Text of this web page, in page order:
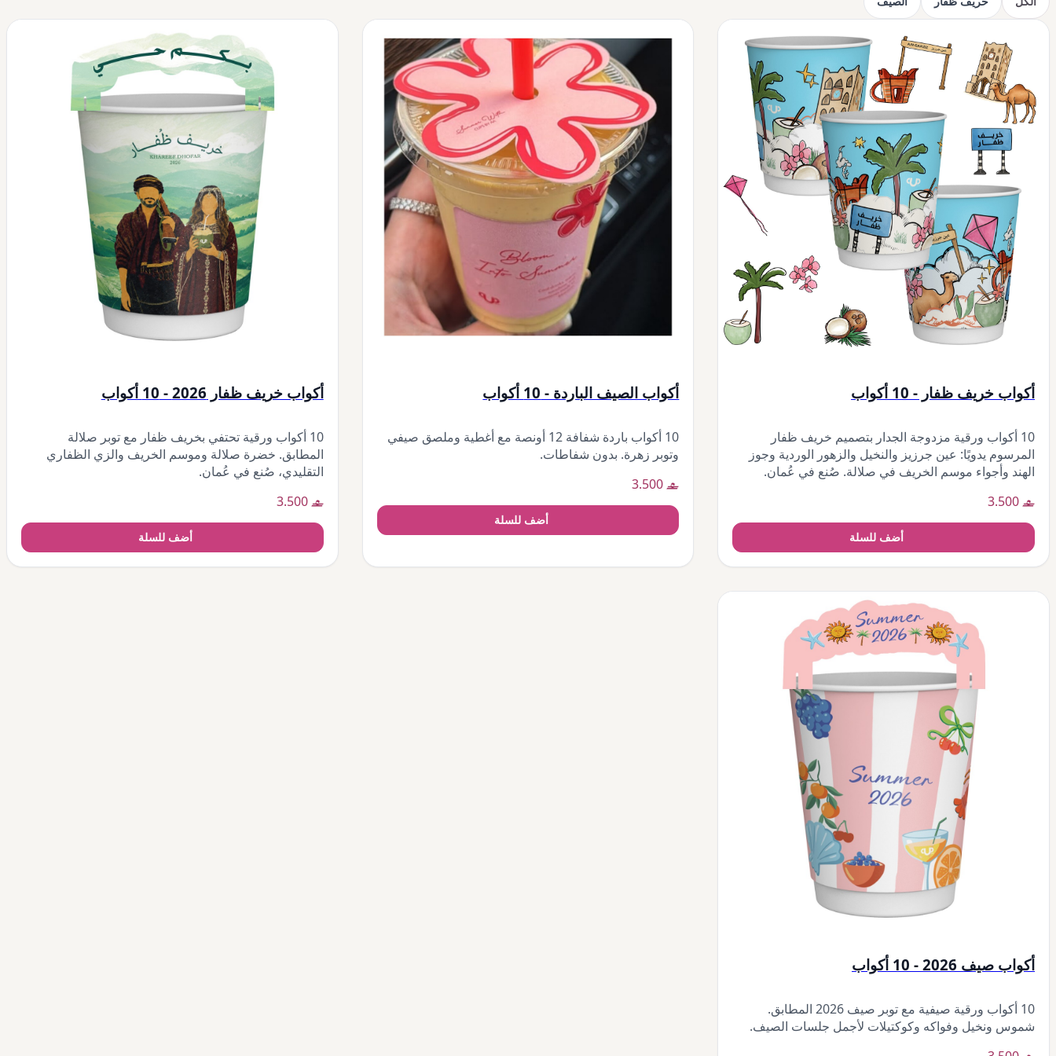
أكواب خريف ظفار - 10 أكواب
10 أكواب ورقية مزدوجة الجدار بتصميم خريف ظفار
المرسوم يدويًا: عين جرزيز والنخيل والزهور الوردية وجوز
الهند وأجواء موسم الخريف في صلالة. صُنع في عُمان.
أضف للسلة
أكواب الصيف الباردة - 10 أكواب
10 أكواب باردة شفافة 12 أونصة مع أغطية وملصق صيفي
وتوبر زهرة. بدون شفاطات.
3.500
أضف للسلة
أكواب خريف ظفار 2026 - 10 أكواب
10 أكواب ورقية تحتفي بخريف ظفار مع توبر صلالة
المطابق. خضرة صلالة وموسم الخريف والزي الظفاري
التقليدي، صُنع في عُمان.
3.500
أضف للسلة
أكواب صيف 2026 - 10 أكواب
10 أكواب ورقية صيفية مع توبر صيف 2026 المطابق.
شموس ونخيل وفواكه وكوكتيلات لأجمل جلسات الصيف.